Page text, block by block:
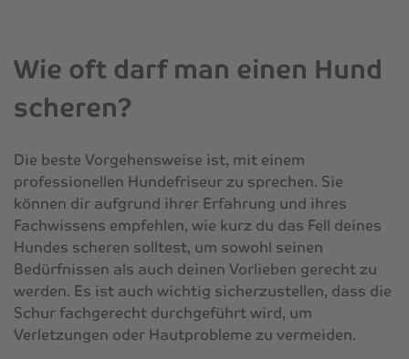
Wie oft darf man einen Hund
scheren?
Die beste Vorgehensweise ist, mit einem
professionellen Hundefriseur zu sprechen. Sie
können dir aufgrund ihrer Erfahrung und ihres
Fachwissens empfehlen, wie kurz du das Fell deines
Hundes scheren solltest, um sowohl seinen
Bedürfnissen als auch deinen Vorlieben gerecht zu
werden. Es ist auch wichtig sicherzustellen, dass die
Schur fachgerecht durchgeführt wird, um
Verletzungen oder Hautprobleme zu vermeiden.